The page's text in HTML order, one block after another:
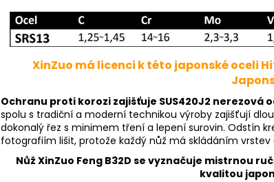
XinZuo má licenci k této japonské oceli
Ochranu proti korozi zajišťuje SUS420J2 nerezová
spolu s tradiční a moderní technikou výroby zajišťují
dokonalý řez s minimem tření a lepení surovin. Odstín
fotografiím lišit, protože každý nůž má skládáním vrstev
Nůž XinZuo Feng B32D se vyznačuje mistrnou
kvalitou